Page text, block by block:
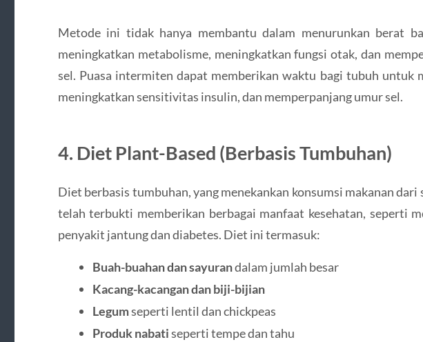
Metode ini tidak hanya membantu dalam menurunkan berat
meningkatkan metabolisme, meningkatkan fungsi otak, dan
sel. Puasa intermiten dapat memberikan waktu bagi tubuh untuk
meningkatkan sensitivitas insulin, dan memperpanjang umur sel.
4. Diet Plant-Based (Berbasis Tumbuhan)
Diet berbasis tumbuhan, yang menekankan konsumsi makanan dari
telah terbukti memberikan berbagai manfaat kesehatan, seperti
penyakit jantung dan diabetes. Diet ini termasuk:
Buah-buahan dan sayurandalam jumlah besar
Kacang-kacangan dan biji-bijian
Legumseperti lentil dan chickpeas
Produk nabatiseperti tempe dan tahu